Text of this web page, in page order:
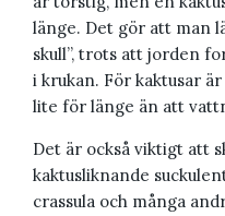
länge. Det gör att man
skull”, trots att jorden
i krukan. För kaktusar
lite för länge än att
Det är också viktigt att
kaktusliknande
crassula och många